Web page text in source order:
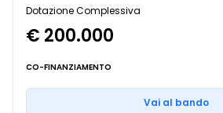
Dotazione Complessiva
€ 200.000
CO-FINANZIAMENTO
Vai al bando